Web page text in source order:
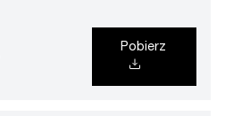
Pobierz